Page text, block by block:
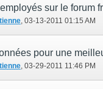
sur le forum
‎, 03-13-2011 01:15 AM
‎, 03-29-2011 11:46 PM